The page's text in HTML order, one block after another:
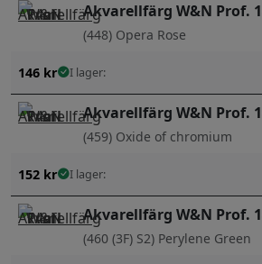
Akvarellfärg W&N Prof.
(448) Opera Rose
146 kr I lager:
Akvarellfärg W&N Prof.
(459) Oxide of chromium
152 kr I lager:
Akvarellfärg W&N Prof.
(460 (3F) S2) Perylene Green